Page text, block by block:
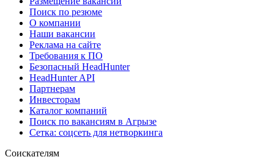
Поиск по резюме
О компании
Наши вакансии
Реклама на сайте
Требования к ПО
Безопасный HeadHunter
HeadHunter API
Партнерам
Инвесторам
Каталог компаний
Поиск по вакансиям в Агрызе
Сетка: соцсеть для нетворкинга
Соискателям